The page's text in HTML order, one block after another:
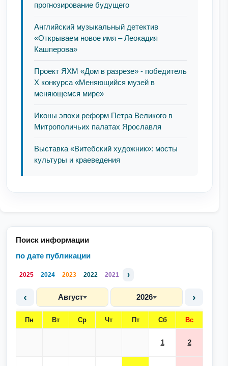
Поиск информации
по дате публикации
2025 2024 2023 2022 2021 ›
‹ Август 2026 ›
Пн Вт Ср Чт Пт Сб Вс
1 2
прогнозирование будущего
Английский музыкальный детектив
«Открываем новое имя – Леокадия
Кашперова»
Проект ЯХМ «Дом в разрезе» - победитель
Х конкурса «Меняющийся музей в
меняющемся мире»
Иконы эпохи реформ Петра Великого в
Митрополичьих палатах Ярославля
Выставка «Витебский художник»: мосты
культуры и краеведения